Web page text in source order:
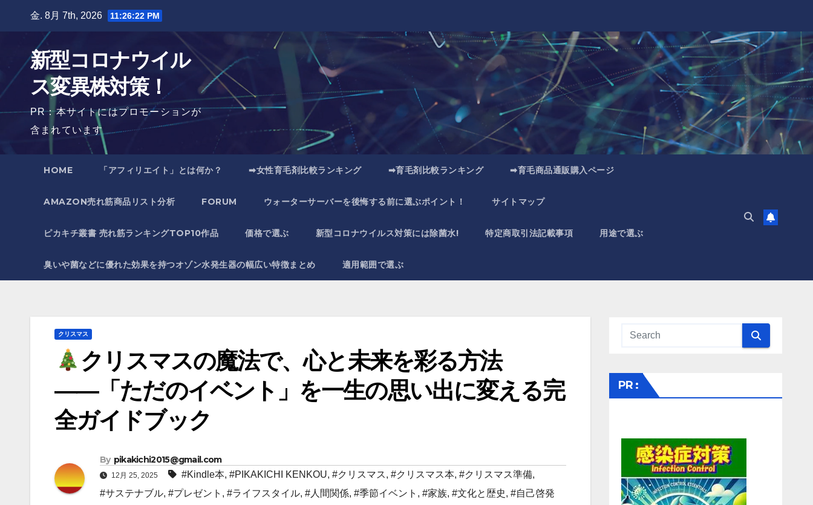
金. 8月 7th, 2026 11:26:23 PM
新型コロナウイル
ス変異株対策！
PR：本サイトにはプロモーションが
含まれています
HOME 「アフィリエイト」とは何か？ ➡女性育毛剤比較ランキング ➡育毛剤比較ランキング ➡育毛商品通販購入ページ
AMAZON売れ筋商品リスト分析 FORUM ウォーターサーバーを後悔する前に選ぶポイント！ サイトマップ
ピカキチ叢書 売れ筋ランキングTOP10作品 価格で選ぶ 新型コロナウイルス対策には除菌水! 特定商取引法記載事項 用途で選ぶ
臭いや菌などに優れた効果を持つオゾン水発生器の幅広い特徴まとめ 適用範囲で選ぶ
クリスマス
クリスマスの魔法で、心と未来を彩る方法
――「ただのイベント」を一生の思い出に変える完
全ガイドブック
By pikakichi2015@gmail.com
12月 25, 2025 #Kindle本, #PIKAKICHI KENKOU, #クリスマス, #クリスマス本, #クリスマス準備,
#サステナブル, #プレゼント , #ライフスタイル, #人間関係, #季節イベント , #家族, #文化と歴史, #自己啓発
PR :